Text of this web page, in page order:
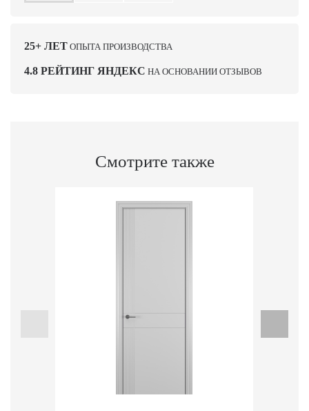
25+ ЛЕТ ОПЫТА ПРОИЗВОДСТВА
4.8 РЕЙТИНГ ЯНДЕКС НА ОСНОВАНИИ ОТЗЫВОВ
Смотрите также